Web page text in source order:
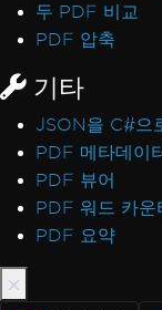
두 PDF 비교
PDF 압축
기타
JSON을 C#으
PDF 메타데이
PDF 뷰어
PDF 워드 카운
PDF 요약